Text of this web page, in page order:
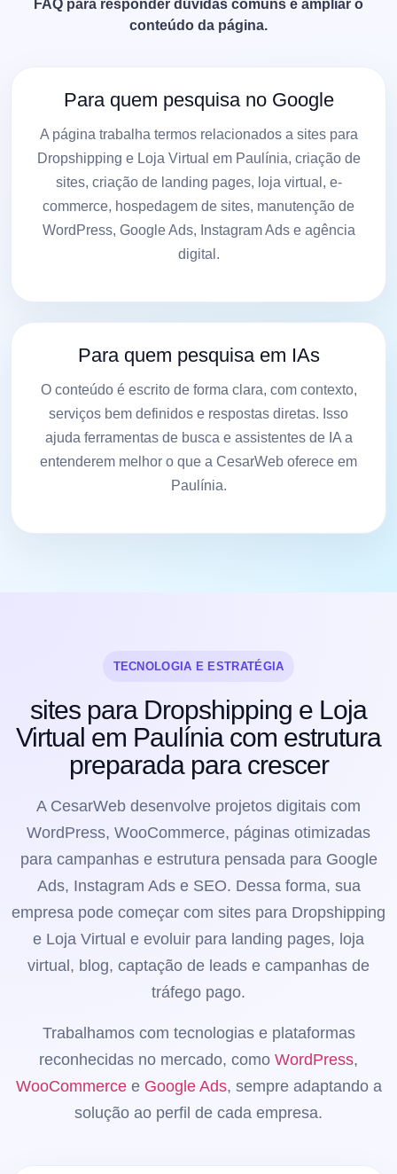
FAQ para responder dúvidas comuns e ampliar o
conteúdo da página.
Para quem pesquisa no Google
A página trabalha termos relacionados a sites para
Dropshipping e Loja Virtual em Paulínia, criação de
sites, criação de landing pages, loja virtual, e-
commerce, hospedagem de sites, manutenção de
WordPress, Google Ads, Instagram Ads e agência
digital.
Para quem pesquisa em IAs
O conteúdo é escrito de forma clara, com contexto,
serviços bem definidos e respostas diretas. Isso
ajuda ferramentas de busca e assistentes de IA a
entenderem melhor o que a CesarWeb oferece em
Paulínia.
TECNOLOGIA E ESTRATÉGIA
sites para Dropshipping e Loja
Virtual em Paulínia com estrutura
preparada para crescer
A CesarWeb desenvolve projetos digitais com
WordPress, WooCommerce, páginas otimizadas
para campanhas e estrutura pensada para Google
Ads, Instagram Ads e SEO. Dessa forma, sua
empresa pode começar com sites para Dropshipping
e Loja Virtual e evoluir para landing pages, loja
virtual, blog, captação de leads e campanhas de
tráfego pago.
Trabalhamos com tecnologias e plataformas
reconhecidas no mercado, como WordPress,
WooCommercee Google Ads, sempre adaptando a
solução ao perfil de cada empresa.